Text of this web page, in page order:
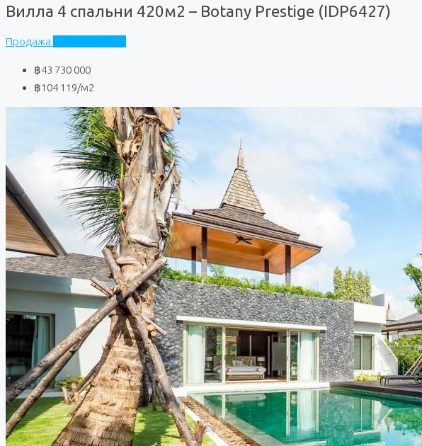
Вилла 4 спальни 420м2 – Botany Prestige (IDP6427)
Продажа
฿43 730 000
฿104 119/м2